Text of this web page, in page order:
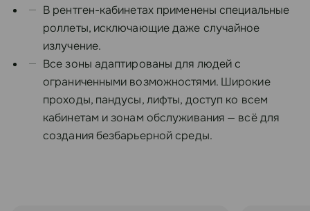
В рентген-кабинетах применены специальные
роллеты, исключающие даже случайное
излучение.
Все зоны адаптированы для людей с
ограниченными возможностями. Широкие
проходы, пандусы, лифты, доступ ко всем
кабинетам и зонам обслуживания — всё для
создания безбарьерной среды.